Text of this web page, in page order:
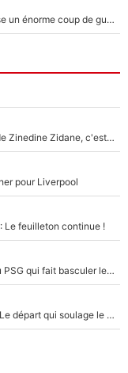
Victime de racisme contre Murray, Kyrgios pousse un énorme coup de gueule !
Equipe de France : 10 jours après la nomination de Zinedine Zidane, c'est au tour de son fils de prendre un nouveau départ !
pour Liverpool
Le feuilleton continue !
Akliouche, Mika Godts... La semaine à 100M€ du PSG qui fait basculer le mercato du PSG !
Climat toxique et affaire de harcèlement à l’OM : Le départ qui soulage le vestiaire de Bruno Genesio